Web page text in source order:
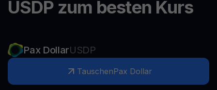
USDP zum besten Kurs
Pax DollarUSDP
TauschenPax Dollar